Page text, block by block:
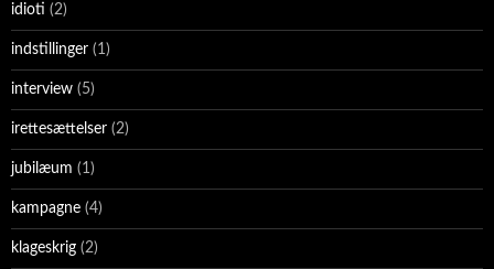
idioti (2)
indstillinger (1)
interview (5)
irettesættelser (2)
jubilæum (1)
kampagne (4)
klageskrig (2)